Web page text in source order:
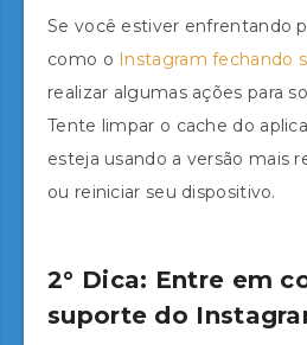
Se você estiver enfrentando
como o Instagram fechando
realizar algumas ações para
Tente limpar o cache do
esteja usando a versão mais
ou reiniciar seu dispositivo.
2° Dica: Entre em
suporte do